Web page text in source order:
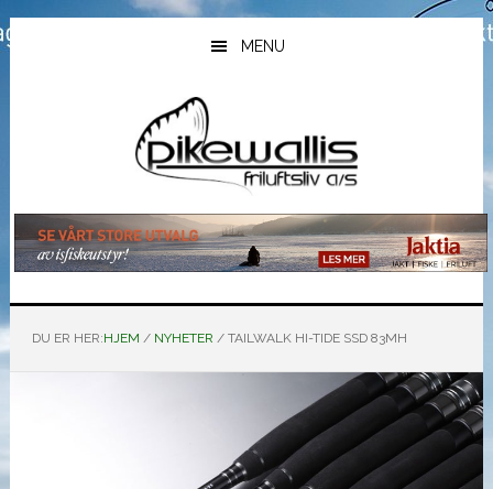
Hopp
til
Hopp
til
Hopp
til
MENU
DU ER HER:HJEM / NYHETER /TAILWALK HI-TIDE SSD 83MH